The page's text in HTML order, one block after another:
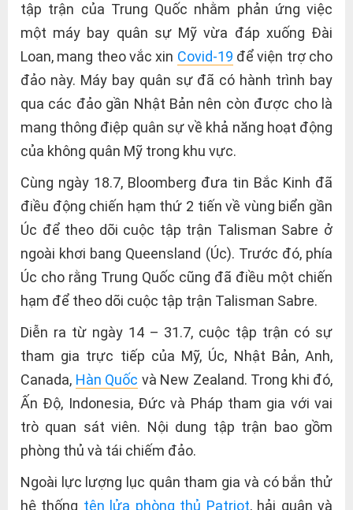
tập trận của Trung Quốc nhằm phản ứng việc
một máy bay quân sự Mỹ vừa đáp xuống Đài
Loan, mang theo vắc xin Covid-19 để viện trợ cho
đảo này. Máy bay quân sự đã có hành trình bay
qua các đảo gần Nhật Bản nên còn được cho là
mang thông điệp quân sự về khả năng hoạt động
của không quân Mỹ trong khu vực.
Cùng ngày 18.7, Bloomberg đưa tin Bắc Kinh đã
điều động chiến hạm thứ 2 tiến về vùng biển gần
Úc để theo dõi cuộc tập trận Talisman Sabre ở
ngoài khơi bang Queensland (Úc). Trước đó, phía
Úc cho rằng Trung Quốc cũng đã điều một chiến
hạm để theo dõi cuộc tập trận Talisman Sabre.
Diễn ra từ ngày 14 – 31.7, cuộc tập trận có sự
tham gia trực tiếp của Mỹ, Úc, Nhật Bản, Anh,
Canada, Hàn Quốc và New Zealand. Trong khi đó,
Ấn Độ, Indonesia, Đức và Pháp tham gia với vai
trò quan sát viên. Nội dung tập trận bao gồm
phòng thủ và tái chiếm đảo.
Ngoài lực lượng lục quân tham gia và có bắn thử
hệ thống tên lửa phòng thủ Patriot, hải quân và